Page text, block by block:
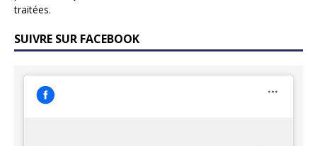
traitées.
SUIVRE SUR FACEBOOK